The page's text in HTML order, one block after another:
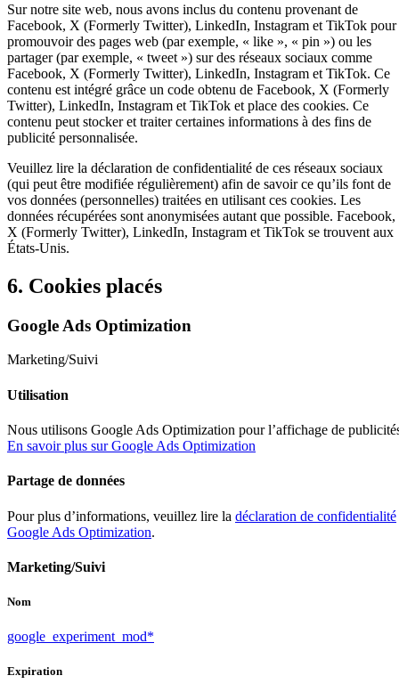
Sur notre site web, nous avons inclus du contenu provenant de
Facebook, X (Formerly Twitter), LinkedIn, Instagram et TikTok pour
promouvoir des pages web (par exemple, « like », « pin ») ou les
partager (par exemple, « tweet ») sur des réseaux sociaux comme
Facebook, X (Formerly Twitter), LinkedIn, Instagram et TikTok. Ce
contenu est intégré grâce un code obtenu de Facebook, X (Formerly
Twitter), LinkedIn, Instagram et TikTok et place des cookies. Ce
contenu peut stocker et traiter certaines informations à des fins de
publicité personnalisée.
Veuillez lire la déclaration de confidentialité de ces réseaux sociaux
(qui peut être modifiée régulièrement) afin de savoir ce qu’ils font de
vos données (personnelles) traitées en utilisant ces cookies. Les
données récupérées sont anonymisées autant que possible. Facebook,
X (Formerly Twitter), LinkedIn, Instagram et TikTok se trouvent aux
États-Unis.
6. Cookies placés
Google Ads Optimization
Marketing/Suivi
Utilisation
Nous utilisons Google Ads Optimization pour l’affichage de
En savoir plus sur Google Ads Optimization
Partage de données
Pour plus d’informations, veuillez lire la déclaration de confidentialité
Google Ads Optimization.
Marketing/Suivi
Nom
google_experiment_mod*
Expiration